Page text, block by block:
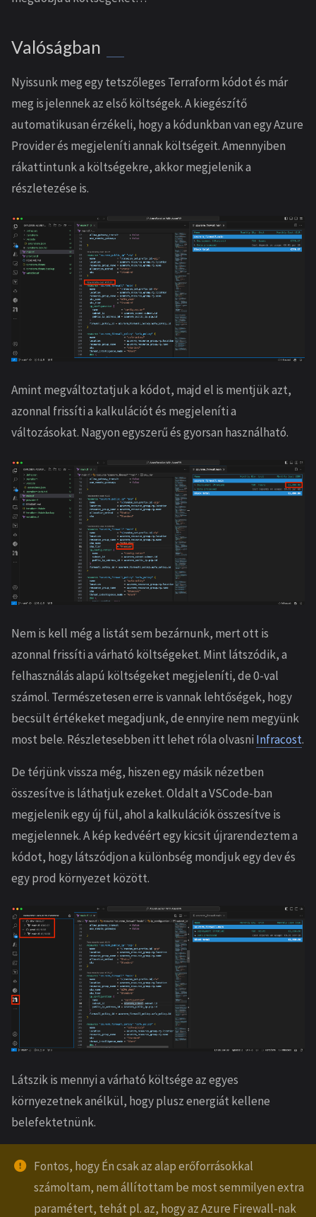
Valóságban
Nyissunk meg egy tetszőleges Terraform kódot és már
meg is jelennek az első költségek. A kiegészítő
automatikusan érzékeli, hogy a kódunkban van egy Azure
Provider és megjeleníti annak költségeit. Amennyiben
rákattintunk a költségekre, akkor megjelenik a
részletezése is.
Amint megváltoztatjuk a kódot, majd el is mentjük azt,
azonnal frissíti a kalkulációt és megjeleníti a
változásokat. Nagyon egyszerű és gyorsan használható.
Nem is kell még a listát sem bezárnunk, mert ott is
azonnal frissíti a várható költségeket. Mint látszódik, a
felhasználás alapú költségeket megjeleníti, de 0-val
számol. Természetesen erre is vannak lehtőségek, hogy
becsült értékeket megadjunk, de ennyire nem megyünk
most bele. Részletesebben itt lehet róla olvasni Infracost.
De térjünk vissza még, hiszen egy másik nézetben
összesítve is láthatjuk ezeket. Oldalt a VSCode-ban
megjelenik egy új fül, ahol a kalkulációk összesítve is
megjelennek. A kép kedvéért egy kicsit újrarendeztem a
kódot, hogy látszódjon a különbség mondjuk egy dev és
egy prod környezet között.
Látszik is mennyi a várható költsége az egyes
környezetnek anélkül, hogy plusz energiát kellene
belefektetnünk.
Fontos, hogy Én csak az alap erőforrásokkal
számoltam, nem állítottam be most semmilyen extra
paramétert, tehát pl. az, hogy az Azure Firewall-nak